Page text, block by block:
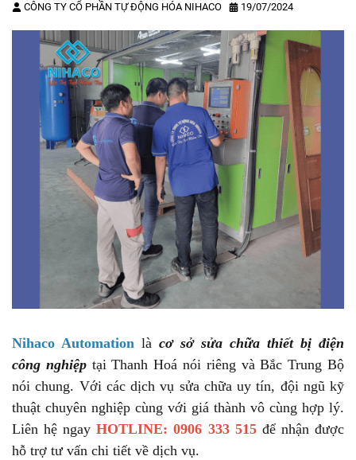
CÔNG TY CỔ PHẦN TỰ ĐỘNG HÓA NIHACO 19/07/2024
Nihaco Automation là cơ sở sửa chữa thiết bị điện
công nghiệptại Thanh Hoá nói riêng và Bắc Trung Bộ
nói chung. Với các dịch vụ sửa chữa uy tín, đội ngũ kỹ
thuật chuyên nghiệp cùng với giá thành vô cùng hợp lý.
Liên hệ ngayHOTLINE: 0906 333 515để nhận được
hỗ trợ tư vấn chi tiết về dịch vụ.